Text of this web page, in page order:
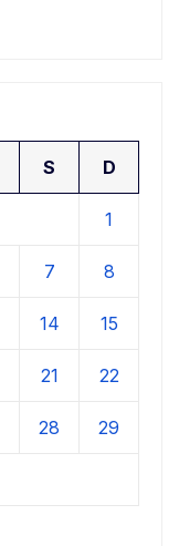
S D
1
7 8
14 15
21 22
28 29